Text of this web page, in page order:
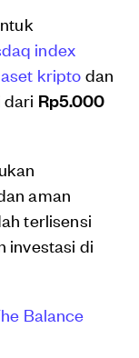
index
aset kripto dan
dari Rp5.000
aman
terlisensi
investasi di
Balance